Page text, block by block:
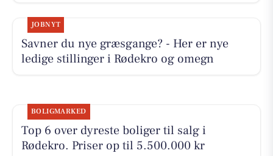
JOBNYT
Savner du nye græsgange? - Her er nye
ledige stillinger i Rødekro og omegn
BOLIGMARKED
Top 6 over dyreste boliger til salg i
Rødekro. Priser op til 5.500.000 kr